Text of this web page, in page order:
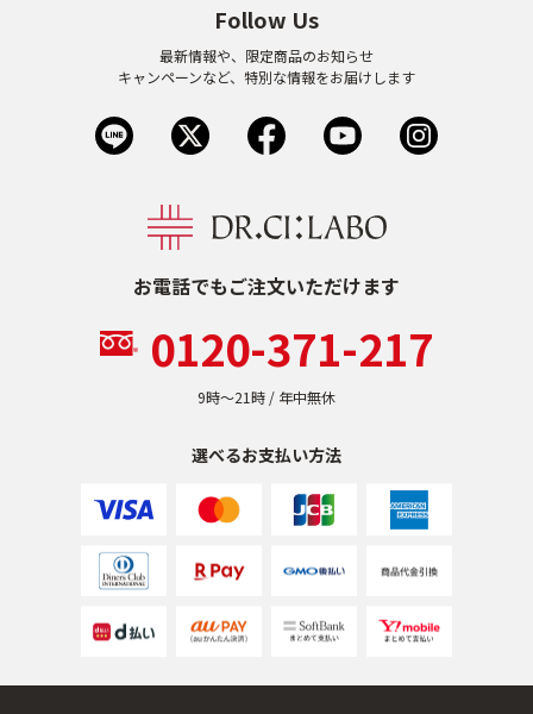
お電話でもご注文いただけます
0120-371-217
9時〜21時 / 年中無休
選べるお支払い方法
Follow Us
最新情報や、限定商品のお知らせ
キャンペーンなど、特別な情報をお届けします